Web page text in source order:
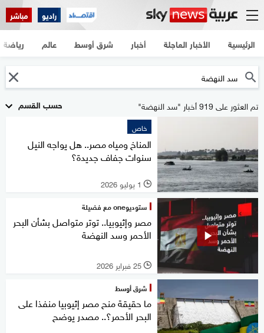
راديو مباشر
الرئيسية الأخبار العاجلة أخبار شرق أوسط عالم رياضة
حسب القسم تم العثور على 919 أخبار "سد النهضة"
خاص
المناخ ومياه مصر.. هل يواجه النيل
سنوات جفاف جديدة؟
l 1 يوليو 2026
ستوديوone مع فضيلة
مصر وإثيوبيا.. توتر متواصل بشأن البحر
الأحمر وسد النهضة
l 25 فبراير 2026
شرق أوسط
ما حقيقة منح مصر إثيوبيا منفذا على
البحر الأحمر؟.. مصدر يوضح